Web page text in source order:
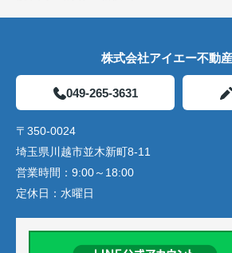
株式会社アイエー不動
049-265-3631
〒350-0024
埼玉県川越市並木新町8-11
営業時間： 9:00～18:00
定休日： 水曜日